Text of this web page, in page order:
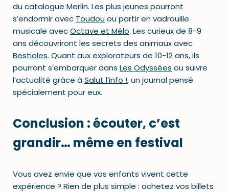
du catalogue Merlin. Les plus jeunes pourront
s’endormir avec Toudouou partir en vadrouille
musicale avecOctave et Mélo. Les curieux de 8-9
ans découvriront les secrets des animaux avec
Bestioles. Quant aux explorateurs de 10-12 ans, ils
pourront s’embarquer dans Les Odyssées ou suivre
l’actualité grâce àSalut l’info !, un journal pensé
spécialement pour eux.
Conclusion : écouter, c’est
grandir… même en festival
Vous avez envie que vos enfants vivent cette
expérience ? Rien de plus simple : achetez vos billets